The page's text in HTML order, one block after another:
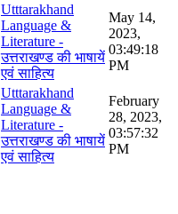
Utttarakhand
Language &
Literature -
उत्तराखण्ड की भाषायें
एवं साहित्य
May 14,
2023,
03:49:18
PM
Utttarakhand
Language &
Literature -
उत्तराखण्ड की भाषायें
एवं साहित्य
February
28, 2023,
03:57:32
PM